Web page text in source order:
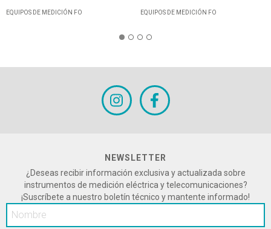
EQUIPOS DE MEDICIÓN FO EQUIPOS DE MEDICIÓN FO
NEWSLETTER
¿Deseas recibir información exclusiva y actualizada sobre
instrumentos de medición eléctrica y telecomunicaciones?
¡Suscríbete a nuestro boletín técnico y mantente informado!